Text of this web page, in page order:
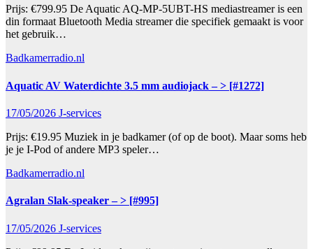
Prijs: €799.95 De Aquatic AQ-MP-5UBT-HS mediastreamer is een
din formaat Bluetooth Media streamer die specifiek gemaakt is voor
het gebruik…
Badkamerradio.nl
Aquatic AV Waterdichte 3.5 mm audiojack – > [#1272]
17/05/2026 J-services
Prijs: €19.95 Muziek in je badkamer (of op de boot). Maar soms heb
je je I-Pod of andere MP3 speler…
Badkamerradio.nl
Agralan Slak-speaker – > [#995]
17/05/2026 J-services